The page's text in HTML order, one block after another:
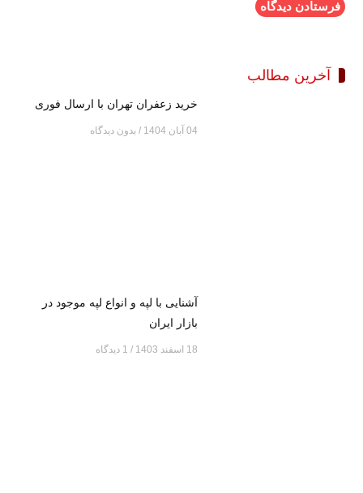
آخرین مطالب
خرید زعفران تهران با ارسال فوری
04 آبان 1404 بدون دیدگاه
آشنایی با لپه و انواع لپه موجود در
بازار ایران
18 اسفند 1403